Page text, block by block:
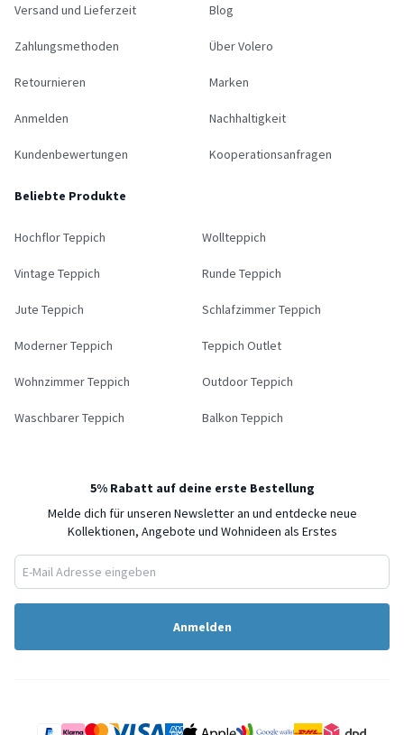
Versand und Lieferzeit
Zahlungsmethoden
Retournieren
Anmelden
Kundenbewertungen
Blog
Über Volero
Marken
Nachhaltigkeit
Kooperationsanfragen
Beliebte Produkte
Hochflor Teppich Wollteppich
Vintage Teppich Runde Teppich
Jute Teppich Schlafzimmer Teppich
Moderner Teppich Teppich Outlet
Wohnzimmer Teppich Outdoor Teppich
Waschbarer Teppich Balkon Teppich
5% Rabatt auf deine erste Bestellung
Melde dich für unseren Newsletter an und entdecke neue
Kollektionen, Angebote und Wohnideen als Erstes
Anmelden